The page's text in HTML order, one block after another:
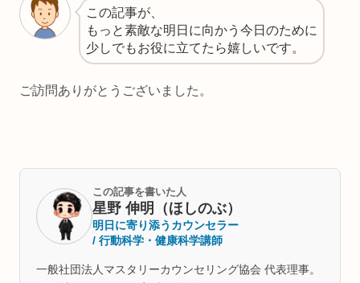
この記事が、
もっと素敵な明日に向かう今日のために
少しでもお役に立てたら嬉しいです。
ご訪問ありがとうございました。
この記事を書いた人
星野 伸明（ほしのぶ）
明日に寄り添うカウンセラー
/ 行動科学・健康科学講師
一般社団法人マスタリーカウンセリング協会 代表理事。